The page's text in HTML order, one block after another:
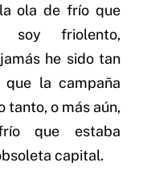
ola de frío que
soy friolento,
he sido tan
la campaña
tanto, o más aún,
que estaba
capital.